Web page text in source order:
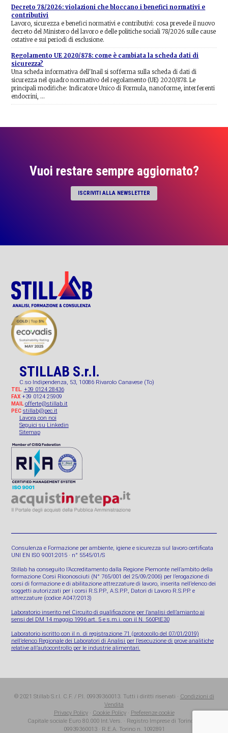
Decreto 78/2026: violazioni che bloccano i benefici normativi e
contributivi
Lavoro, sicurezza e benefici normativi e contributivi: cosa prevede il nuovo
decreto del Ministero del lavoro e delle politiche sociali 78/2026 sulle cause
ostative e sui periodi di esclusione.
Regolamento UE 2020/878: come è cambiata la scheda dati di
sicurezza?
Una scheda informativa dell'Inail si sofferma sulla scheda di dati di
sicurezza nel quadro normativo del regolamento (UE) 2020/878. Le
principali modifiche: Indicatore Unico di Formula, nanoforme, interferenti
endocrini, …
Vuoi restare sempre aggiornato?
ISCRIVITI ALLA NEWSLETTER
STILLAB S.r.l.
C.so Indipendenza, 53, 10086 Rivarolo Canavese (To)
TEL. +39 0124 28436
FAX+39 0124 25909
MAIL offerte@stillab.it
PEC stillab@pec.it
Lavora con noi
Seguici su Linkedin
Sitemap
Consulenza e Formazione per ambiente, igiene e sicurezza sul lavoro certificata
UNI EN ISO 9001:2015 · n° 5545/01/S
Stillab ha conseguito l’Accreditamento dalla Regione Piemonte nell’ambito della
formazione Corsi Riconosciuti (N° 765/001 del 25/09/2006) per l’erogazione di
corsi di formazione e di abilitazione attrezzature di lavoro, inserita nell’elenco dei
soggetti autorizzati per i corsi R.S.P.P., A.S.P.P., Datori di Lavoro R.S.P.P. e
attrezzature (codice A047/2013)
Laboratorio inserito nel Circuito di qualificazione per l’analisi dell’amianto ai
sensi del DM 14 maggio 1996 art. 5 e s.m.i. con il N. 560PIE30
Laboratorio iscritto con il n. di registrazione 71 (protocollo del 07/01/2019)
nell’elenco Regionale dei Laboratori di Analisi per l’esecuzione di prove analitiche
relative all’autocontrollo per le industrie alimentari.
© 2021 Stillab S.r.l. C.F. / P.I. 09939360013. Tutti i diritti riservati · Condizioni di
Vendita
Privacy Policy· Cookie Policy· Preferenze cookie
Capitale sociale Euro 80.000 Int.Vers. · Registro Imprese di Torino n.
09939360013 · R.E.A. Torino n. 1092891